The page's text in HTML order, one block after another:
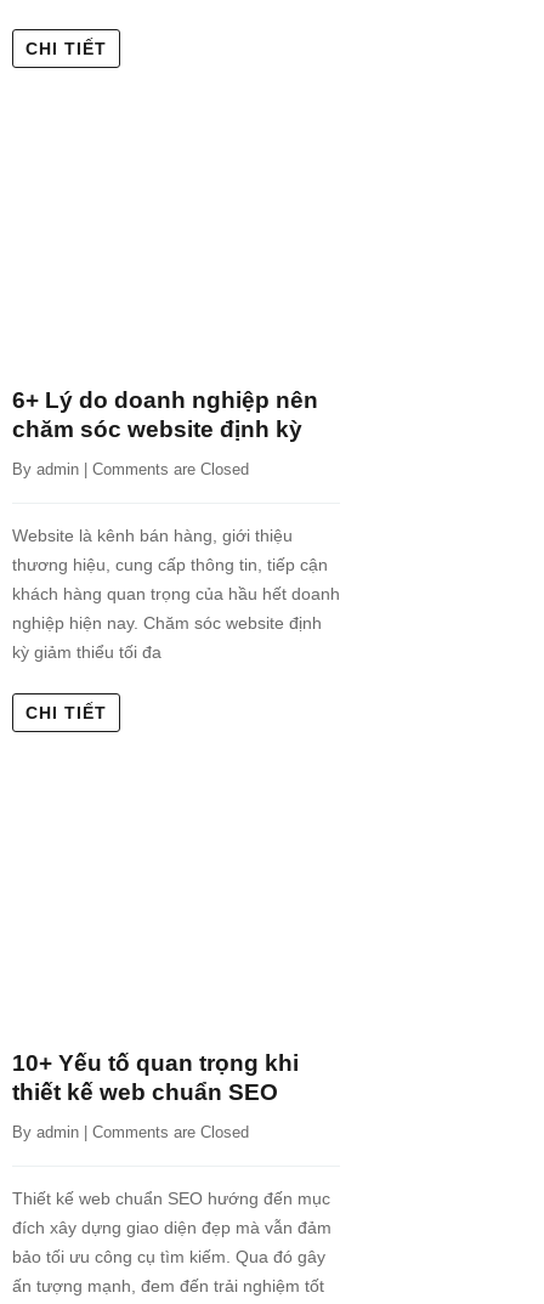
CHI TIẾT
6+ Lý do doanh nghiệp nên
chăm sóc website định kỳ
By admin | Comments are Closed
Website là kênh bán hàng, giới thiệu
thương hiệu, cung cấp thông tin, tiếp cận
khách hàng quan trọng của hầu hết doanh
nghiệp hiện nay. Chăm sóc website định
kỳ giảm thiểu tối đa
CHI TIẾT
10+ Yếu tố quan trọng khi
thiết kế web chuẩn SEO
By admin Comments are Closed
Thiết kế web chuẩn SEO hướng đến mục
đích xây dựng giao diện đẹp mà vẫn đảm
bảo tối ưu công cụ tìm kiếm. Qua đó gây
ấn tượng mạnh, đem đến trải nghiệm tốt